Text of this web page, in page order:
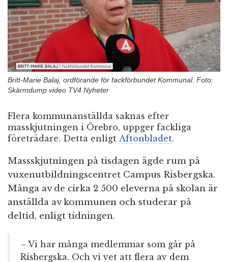
Britt-Marie Balaj, ordförande för fackförbundet Kommunal. Foto:
Skärmdump video TV4 Nyheter
Flera kommunanställda saknas efter
masskjutningen i Örebro, uppger fackliga
företrädare. Detta enligt Aftonbladet.
Massskjutningen på tisdagen ägde rum på
vuxenutbildningscentret Campus Risbergska.
Många av de cirka 2 500 eleverna på skolan är
anställda av kommunen och studerar på
deltid, enligt tidningen.
– Vi har många medlemmar som går på
Risbergska. Och vi vet att flera av dem